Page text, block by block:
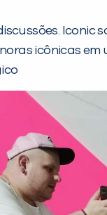
Iconic
icônicas